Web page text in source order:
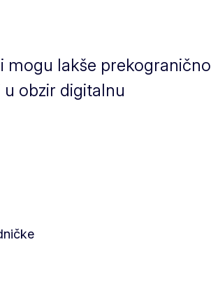
mogu lakše prekogranično
obzir digitalnu